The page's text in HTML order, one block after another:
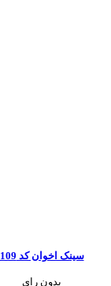
سینک اخوان کد 109
بدون رای